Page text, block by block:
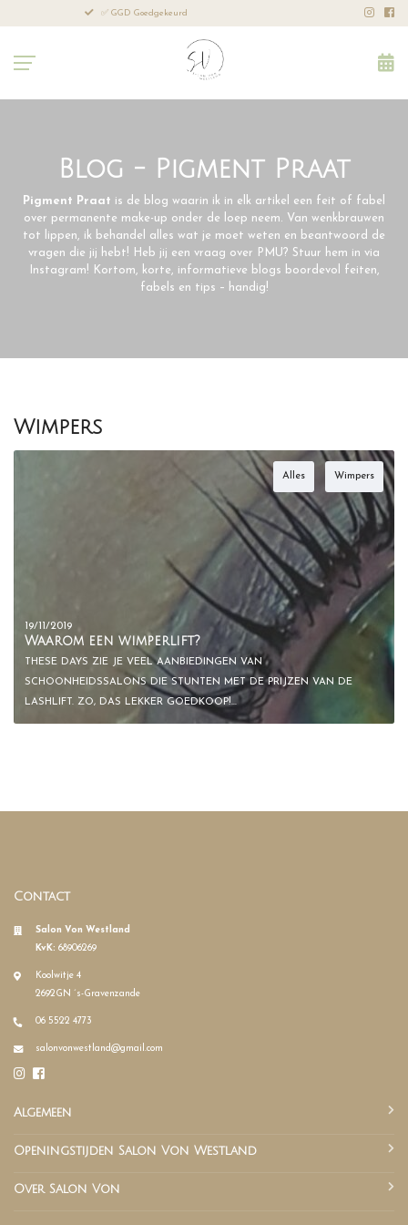
✅ GGD Goedgekeurd Leeftijd:
Blog - Pigment Praat
Pigment Praat is de blog waarin ik in elk artikel een feit of fabel
over permanente make-up onder de loep neem. Van wenkbrauwen
tot lippen, ik behandel alles wat je moet weten en beantwoord de
vragen die jij hebt! Heb jij een vraag over PMU? Stuur hem in via
Instagram! Kortom, korte, informatieve blogs boordevol feiten,
fabels en tips – handig!
Wimpers
Alles Wimpers
19/11/2019
Waarom een wimperlift?
THESE DAYS ZIE JE VEEL AANBIEDINGEN VAN
SCHOONHEIDSSALONS DIE STUNTEN MET DE PRIJZEN VAN DE
LASHLIFT. ZO, DAS LEKKER GOEDKOOP!…
Contact
Salon Von Westland
KvK: 68906269
Koolwitje 4
2692GN ´s-Gravenzande
06 5522 4773
salonvonwestland@gmail.com
Algemeen
Openingstijden Salon Von Westland
Over Salon Von